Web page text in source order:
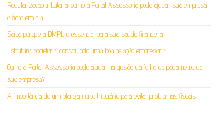
Regularização tributária: como a Portal Assessoria pode ajudar sua empresa
a ficar em dia
Saiba porque a DMPL é essencial para sua saúde financeira
Estrutura societária: construindo uma boa relação empresarial
Como a Portal Assessoria pode ajudar na gestão da folha de pagamento da
sua empresa?
A importância de um planejamento tributário para evitar problemas fiscais